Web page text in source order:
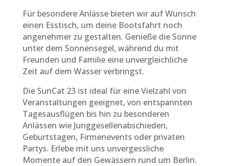
Für besondere Anlässe bieten wir auf Wunsch
einen Esstisch, um deine Bootsfahrt noch
angenehmer zu gestalten. Genieße die Sonne
unter dem Sonnensegel, während du mit
Freunden und Familie eine unvergleichliche
Zeit auf dem Wasser verbringst.
Die SunCat 23 ist ideal für eine Vielzahl von
Veranstaltungen geeignet, von entspannten
Tagesausflügen bis hin zu besonderen
Anlässen wie Junggesellenabschieden,
Geburtstagen, Firmenevents oder privaten
Partys. Erlebe mit uns unvergessliche
Momente auf den Gewässern rund um Berlin.